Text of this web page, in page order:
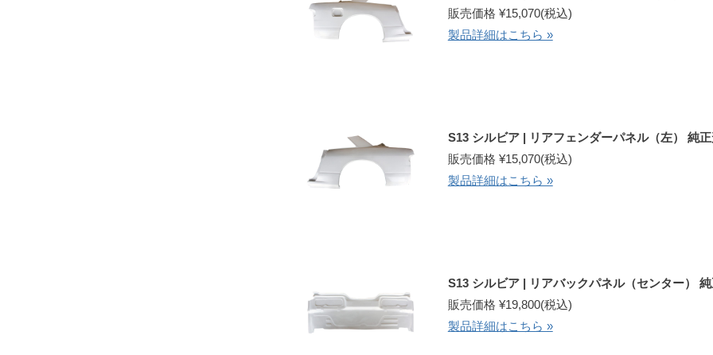
販売価格 ¥15,070(税込)
製品詳細はこちら »
S13 シルビア | リアフェンダーパネル（左） 純
販売価格 ¥15,070(税込)
製品詳細はこちら »
S13 シルビア | リアバックパネル（センター）
販売価格 ¥19,800(税込)
製品詳細はこちら »